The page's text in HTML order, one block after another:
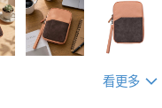
看更多